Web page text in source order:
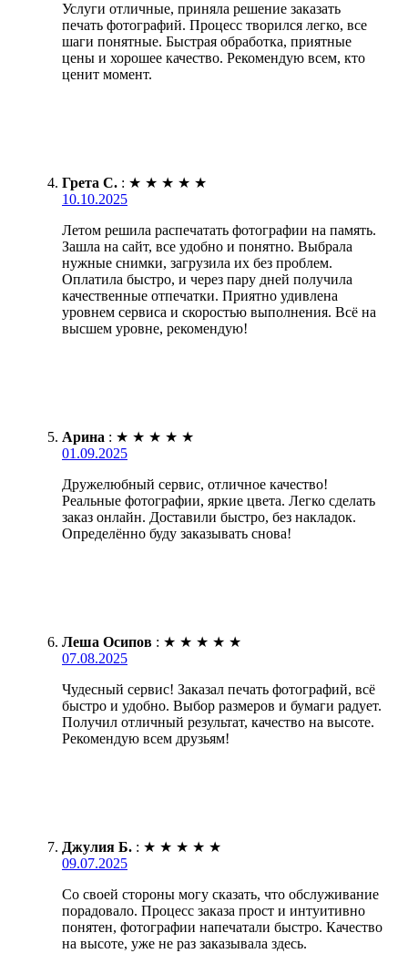
Услуги отличные, приняла решение заказать
печать фотографий. Процесс творился легко, все
шаги понятные. Быстрая обработка, приятные
цены и хорошее качество. Рекомендую всем, кто
ценит момент.
Грета С. : ★ ★ ★ ★ ★
10.10.2025
Летом решила распечатать фотографии на память.
Зашла на сайт, все удобно и понятно. Выбрала
нужные снимки, загрузила их без проблем.
Оплатила быстро, и через пару дней получила
качественные отпечатки. Приятно удивлена
уровнем сервиса и скоростью выполнения. Всё на
высшем уровне, рекомендую!
Арина : ★ ★ ★ ★ ★
01.09.2025
Дружелюбный сервис, отличное качество!
Реальные фотографии, яркие цвета. Легко сделать
заказ онлайн. Доставили быстро, без накладок.
Определённо буду заказывать снова!
Леша Осипов : ★ ★ ★ ★ ★
07.08.2025
Чудесный сервис! Заказал печать фотографий, всё
быстро и удобно. Выбор размеров и бумаги радует.
Получил отличный результат, качество на высоте.
Рекомендую всем друзьям!
Джулия Б. : ★ ★ ★ ★ ★
09.07.2025
Со своей стороны могу сказать, что обслуживание
порадовало. Процесс заказа прост и интуитивно
понятен, фотографии напечатали быстро. Качество
на высоте, уже не раз заказывала здесь.